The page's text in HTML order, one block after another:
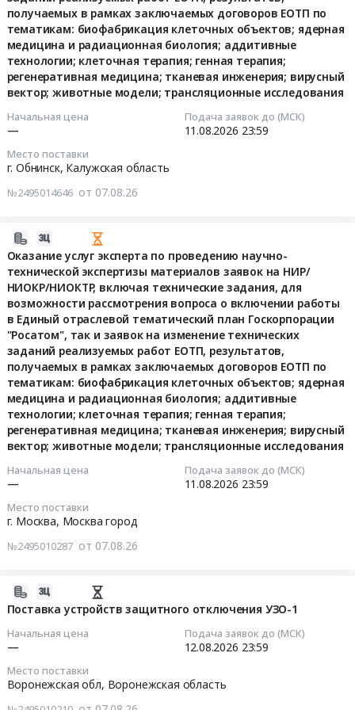
95).
получаемых в рамках заключаемых договоров ЕОТП по
тематикам: биофабрикация клеточных объектов; ядерная
медицина и радиационная биология; аддитивные
технологии; клеточная терапия; генная терапия;
регенеративная медицина; тканевая инженерия; вирусный
вектор; животные модели; трансляционные исследования
Начальная цена
—
Подача заявок до (МСК)
11.08.2026 23:59
Место поставки
г. Обнинск, Калужская область
№2495014646 от 07.08.26
Оказание услуг эксперта по проведению научно-
технической экспертизы материалов заявок на НИР/
НИОКР/НИОКТР, включая технические задания, для
возможности рассмотрения вопроса о включении работы
в Единый отраслевой тематический план Госкорпорации
"Росатом", так и заявок на изменение технических
заданий реализуемых работ ЕОТП, результатов,
получаемых в рамках заключаемых договоров ЕОТП по
тематикам: биофабрикация клеточных объектов; ядерная
медицина и радиационная биология; аддитивные
технологии; клеточная терапия; генная терапия;
регенеративная медицина; тканевая инженерия; вирусный
вектор; животные модели; трансляционные исследования
Начальная цена
—
Подача заявок до (МСК)
11.08.2026 23:59
Место поставки
г. Москва, Москва город
№2495010287 от 07.08.26
Поставка устройств защитного отключения УЗО-1
Начальная цена
—
Подача заявок до (МСК)
12.08.2026 23:59
Место поставки
Воронежская обл, Воронежская область